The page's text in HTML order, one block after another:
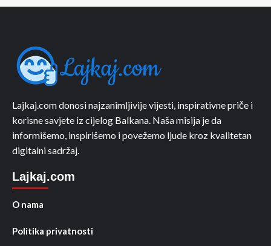
Lajkaj.com donosi najzanimljivije vijesti, inspirativne priče i
korisne savjete iz cijelog Balkana. Naša misija je da
informišemo, inspirišemo i povežemo ljude kroz kvalitetan
digitalni sadržaj.
Lajkaj.com
O nama
Politika privatnosti